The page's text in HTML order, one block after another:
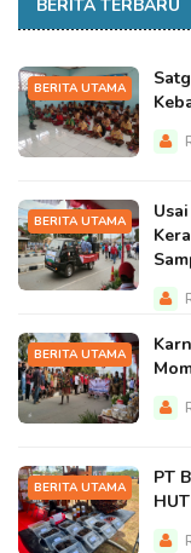
BERITA TERBARU
BERITA UTAMA
BERITA UTAMA
BERITA UTAMA
BERITA UTAMA
PT